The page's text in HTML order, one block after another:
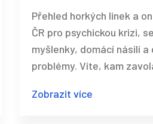
Přehled horkých linek a
ČR pro psychickou krizi,
myšlenky, domácí násilí a
problémy. Víte, kam
Zobrazit více